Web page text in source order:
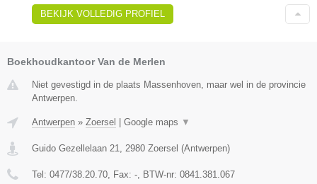
BEKIJK VOLLEDIG PROFIEL
Boekhoudkantoor Van de Merlen
Niet gevestigd in de plaats Massenhoven, maar wel in de provincie
Antwerpen.
Antwerpen » Zoersel Google maps ▼
Guido Gezellelaan 21, 2980 Zoersel (Antwerpen)
Tel: 0477/38.20.70, Fax: -, BTW-nr: 0841.381.067